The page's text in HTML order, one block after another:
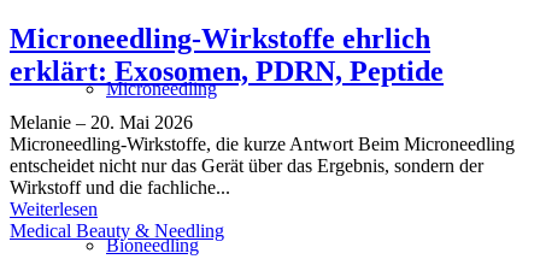
Microneedling
Bioneedling
Microneedling-Wirkstoffe ehrlich
erklärt: Exosomen, PDRN, Peptide
Melanie – 20. Mai 2026
Microneedling-Wirkstoffe, die kurze Antwort Beim Microneedling
entscheidet nicht nur das Gerät über das Ergebnis, sondern der
Wirkstoff und die fachliche...
Weiterlesen
Medical Beauty & Needling